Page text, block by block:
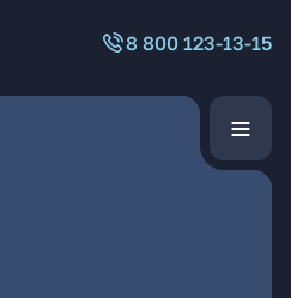
8 800 123-13-15